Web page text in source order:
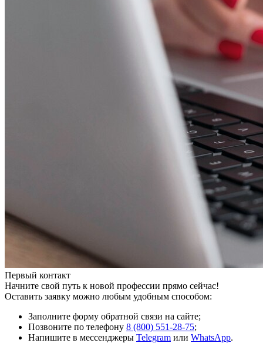
Первый контакт
Начните свой путь к новой профессии прямо сейчас!
Оставить заявку можно любым удобным способом:
Заполните форму обратной связи на сайте;
Позвоните по телефону 8 (800) 551-28-75;
Напишите в мессенджеры Telegram или WhatsApp.